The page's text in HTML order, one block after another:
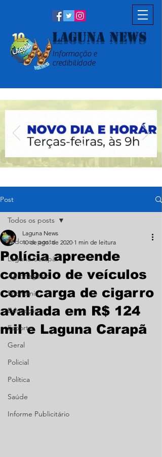
Laguna News
Informação e
credibilidade
Post
Todos os posts
Laguna Carapã
Agronegócio
Economia
Educação
Esporte
Geral
Policial
Política
Saúde
Informe Publicitário
Todos os posts
Polícia apreende
comboio de veículos
com carga de cigarro
avaliada em R$ 124
mil e Laguna Carapã
Laguna News
10 de ago. de 2020 1 min de leitura